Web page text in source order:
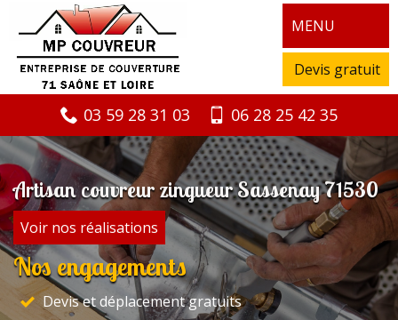
MENU
Devis gratuit
03 59 28 31 03 06 28 25 42 35
Artisan couvreur zingueur Sassenay 71530
Voir nos réalisations
Nos engagements
Devis et déplacement gratuits